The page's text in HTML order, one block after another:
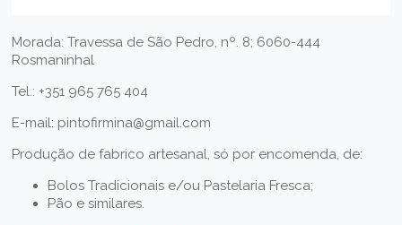
Morada: Travessa de São Pedro, nº. 8; 6060-444
Rosmaninhal
Tel.: +351 965 765 404
E-mail: pintofirmina@gmail.com
Produção de fabrico artesanal, só por encomenda, de:
Bolos Tradicionais e/ou Pastelaria Fresca;
Pão e similares.